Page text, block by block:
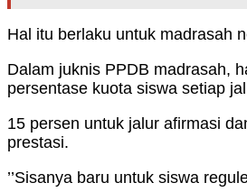
Hal itu berlaku untuk madrasah
Dalam juknis PPDB madrasah,
persentase kuota siswa setiap
15 persen untuk jalur afirmasi
prestasi.
’’Sisanya baru untuk siswa